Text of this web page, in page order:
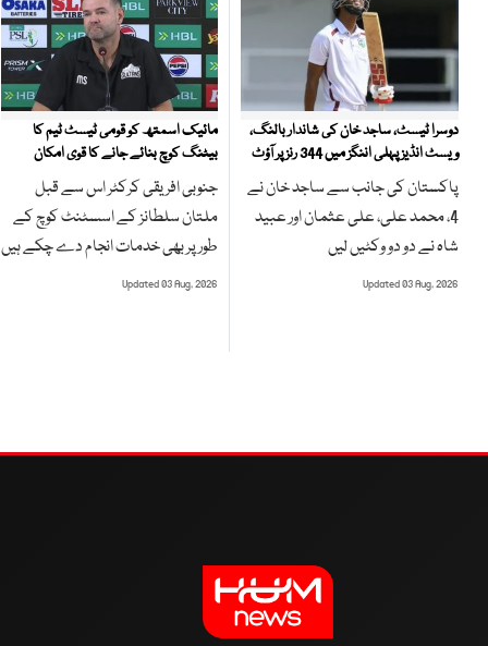
دوسرا ٹیسٹ، ساجد خان کی شاندار بالنگ،
ویسٹ انڈیز پہلی اننگز میں 344 رنز پر آؤٹ
پاکستان کی جانب سے ساجد خان نے
4، محمد علی، علی عثمان اور عبید
شاہ نے دو دو وکٹیں لیں
Updated 03 Aug, 2026
مائیک اسمتھ کو قومی ٹیسٹ ٹیم کا
بیٹنگ کوچ بنائے جانے کا قوی امکان
جنوبی افریقی کرکٹر اس سے قبل
ملتان سلطانز کے اسسٹنٹ کوچ کے
طور پر بھی خدمات انجام دے چکے ہیں
Updated 03 Aug, 2026